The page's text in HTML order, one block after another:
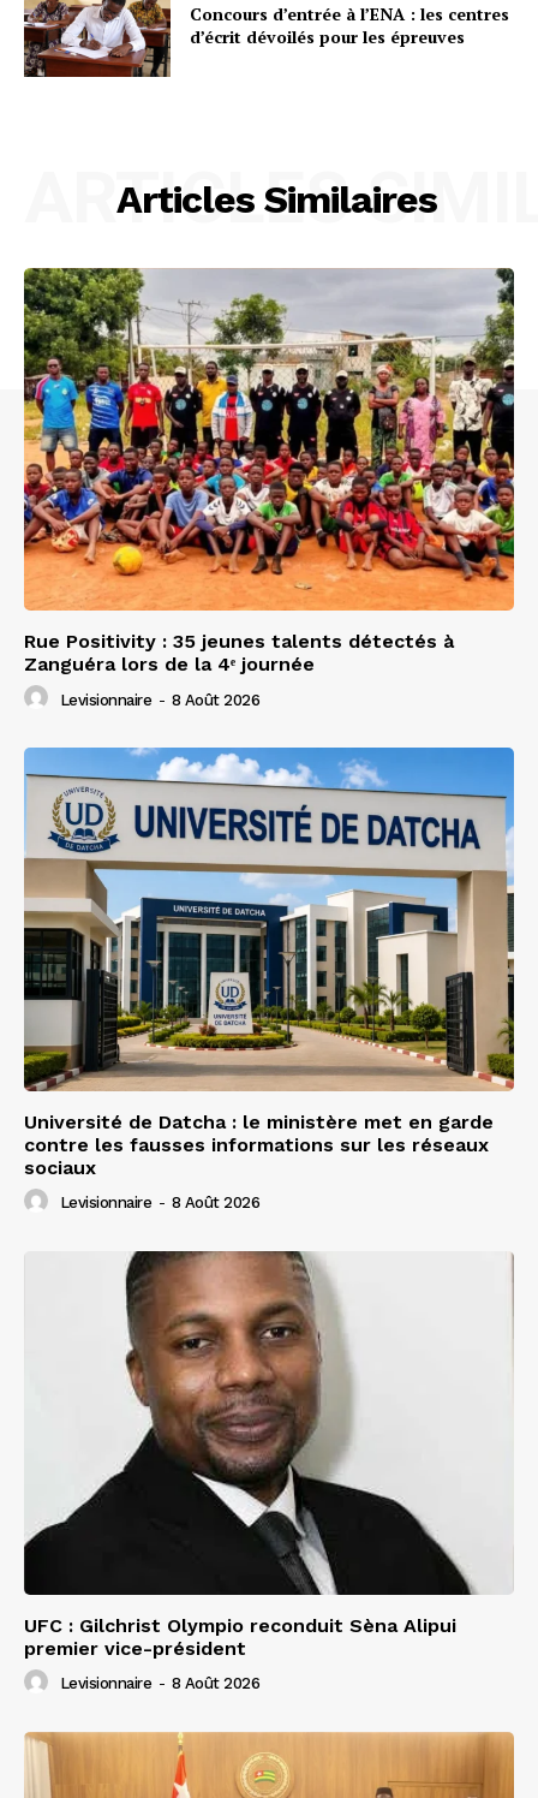
Concours d’entrée à l’ENA : les centres
d’écrit dévoilés pour les épreuves
Articles Similaires
ARTICLES
Rue Positivity : 35 jeunes talents détectés à
Zanguéra lors de la 4ᵉ journée
Levisionnaire - 8 Août 2026
Université de Datcha : le ministère met en garde
contre les fausses informations sur les réseaux
sociaux
Levisionnaire - 8 Août 2026
UFC : Gilchrist Olympio reconduit Sèna Alipui
premier vice-président
Levisionnaire - 8 Août 2026